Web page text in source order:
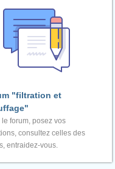
"filtration et
le forum, posez vos
consultez celles des
entraidez-vous.